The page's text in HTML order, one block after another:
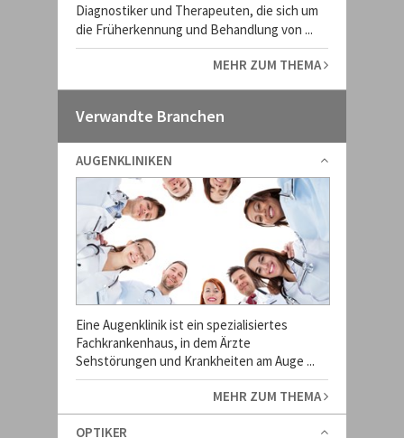
Diagnostiker und Therapeuten, die sich um
die Früherkennung und Behandlung von ...
MEHR ZUM THEMA
Verwandte Branchen
AUGENKLINIKEN
Eine Augenklinik ist ein spezialisiertes
Fachkrankenhaus, in dem Ärzte
Sehstörungen und Krankheiten am Auge ...
MEHR ZUM THEMA
OPTIKER